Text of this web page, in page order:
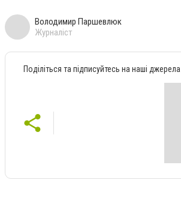
Володимир Паршевлюк
Журналіст
Поділіться та підписуйтесь на наші джерела